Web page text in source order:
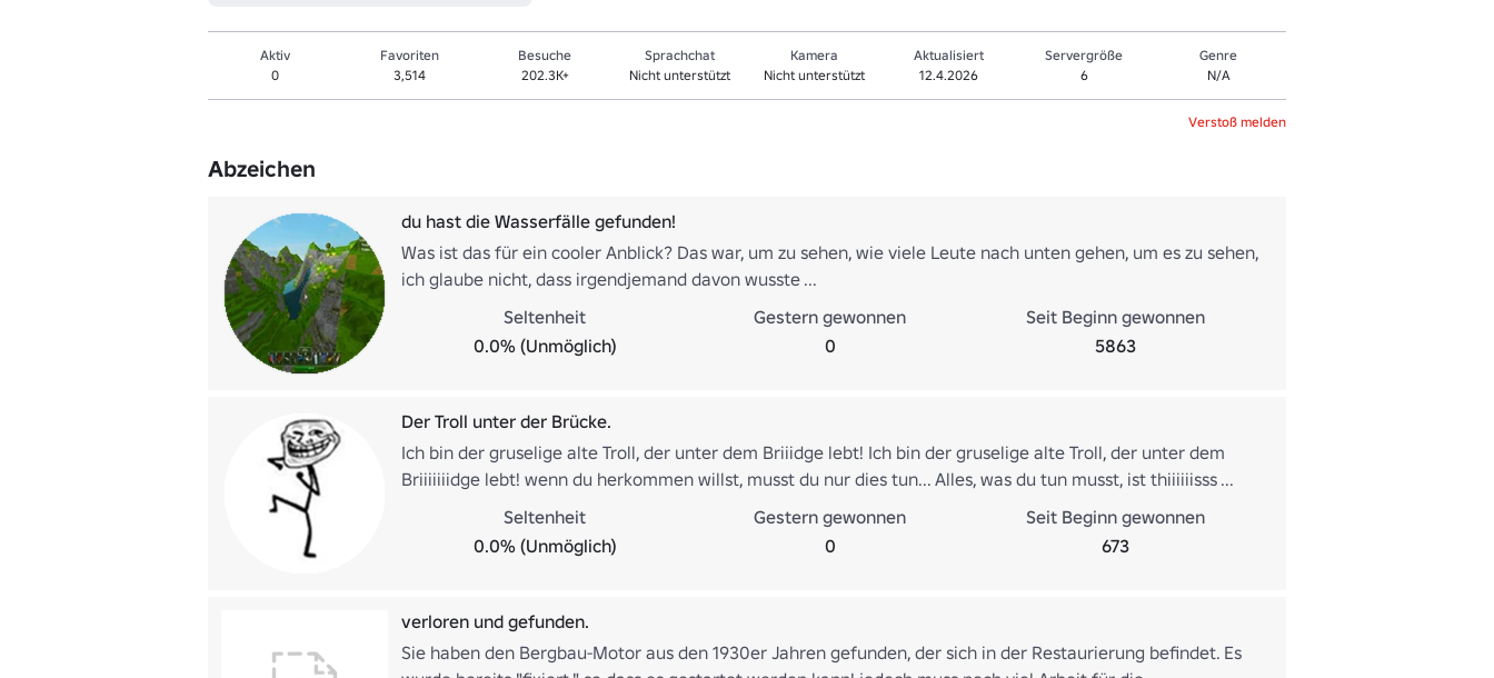
Aktiv
0
Favoriten
3,514
Besuche
202.3K+
Sprachchat
Nicht unterstützt
Kamera
Nicht unterstützt
Aktualisiert
12.4.2026
Servergröße
6
Genre
N/A
Verstoß melden
Abzeichen
du hast die Wasserfälle gefunden!
Was ist das für ein cooler Anblick? Das war, um zu sehen, wie viele Leute nach unten gehen, um es zu sehen,
ich glaube nicht, dass irgendjemand davon wusste ...
Seltenheit
0.0% (Unmöglich)
Gestern gewonnen
0
Seit Beginn gewonnen
5863
Der Troll unter der Brücke.
Ich bin der gruselige alte Troll, der unter dem Briiidge lebt! Ich bin der gruselige alte Troll, der unter dem
Briiiiiiidge lebt! wenn du herkommen willst, musst du nur dies tun... Alles, was du tun musst, ist thiiiiiisss ...
schreibe dies in den Kommentaren von 15 Orten.
Seltenheit
0.0% (Unmöglich)
Gestern gewonnen
0
Seit Beginn gewonnen
673
verloren und gefunden.
Sie haben den Bergbau-Motor aus den 1930er Jahren gefunden, der sich in der Restaurierung befindet. Es